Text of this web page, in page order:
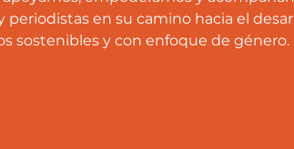
periodistas en su camino hacia el
sostenibles y con enfoque de género.